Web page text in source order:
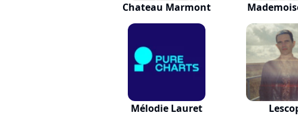
Chateau Marmont
Mélodie Lauret